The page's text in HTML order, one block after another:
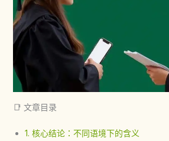
📑 文章目录
1. 核心结论：不同语境下的含义